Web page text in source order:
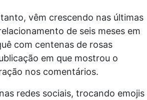
vêm crescendo nas últimas
de seis meses em
com centenas de rosas
em que mostrou o
nos comentários.
redes sociais, trocando emojis